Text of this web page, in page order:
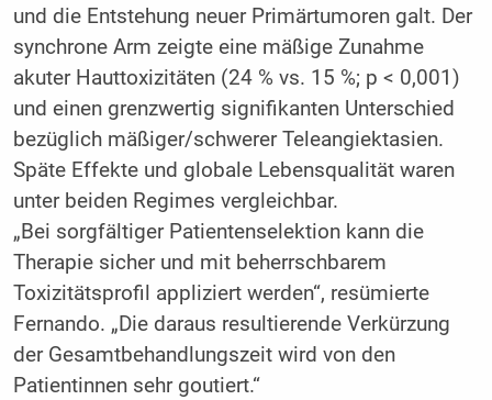
und die Entstehung neuer Primärtumoren galt. Der
synchrone Arm zeigte eine mäßige Zunahme
akuter Hauttoxizitäten (24 % vs. 15 %; p < 0,001)
und einen grenzwertig signifikanten Unterschied
bezüglich mäßiger/schwerer Teleangiektasien.
Späte Effekte und globale Lebensqualität waren
unter beiden Regimes vergleichbar.
„Bei sorgfältiger Patientenselektion kann die
Therapie sicher und mit beherrschbarem
Toxizitätsprofil appliziert werden“, resümierte
Fernando. „Die daraus resultierende Verkürzung
der Gesamtbehandlungszeit wird von den
Patientinnen sehr goutiert.“